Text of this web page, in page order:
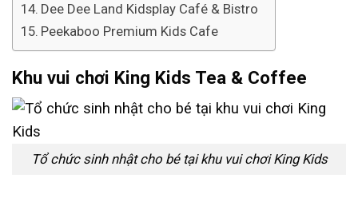
Dee Dee Land Kidsplay Café & Bistro
Peekaboo Premium Kids Cafe
Khu vui chơi King Kids Tea & Coffee
Tổ chức sinh nhật cho bé tại khu vui chơi King Kids